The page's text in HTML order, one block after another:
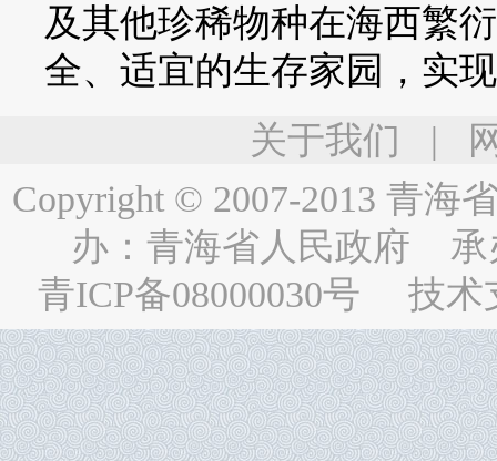
及其他珍稀物种在海西繁
全、适宜的生存家园，实
关于我们 |
Copyright © 2007-2013 青海
办： 青海省人民政府 承
青ICP备08000030号 技术